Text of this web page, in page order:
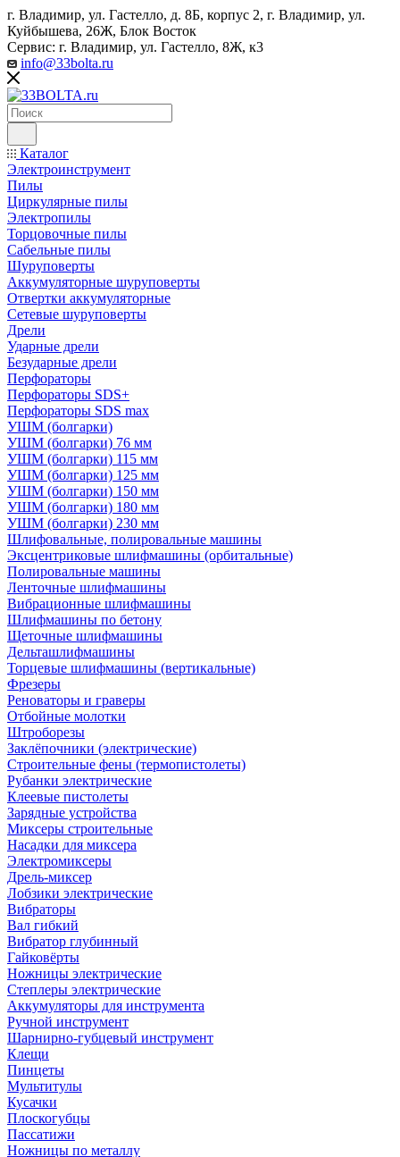
г. Владимир, ул. Гастелло, д. 8Б, корпус 2, г. Владимир, ул. ​
Куйбышева, 26Ж, Блок Восток
Сервис: г. Владимир, ул. Гастелло, 8Ж, к3
info@33bolta.ru
Каталог
Электроинструмент
Пилы
Циркулярные пилы
Электропилы
Торцовочные пилы
Сабельные пилы
Шуруповерты
Аккумуляторные шуруповерты
Отвертки аккумуляторные
Сетевые шуруповерты
Дрели
Ударные дрели
Безударные дрели
Перфораторы
Перфораторы SDS+
Перфораторы SDS max
УШМ (болгарки)
УШМ (болгарки) 76 мм
УШМ (болгарки) 115 мм
УШМ (болгарки) 125 мм
УШМ (болгарки) 150 мм
УШМ (болгарки) 180 мм
УШМ (болгарки) 230 мм
Шлифовальные, полировальные машины
Эксцентриковые шлифмашины (орбитальные)
Полировальные машины
Ленточные шлифмашины
Вибрационные шлифмашины
Шлифмашины по бетону
Щеточные шлифмашины
Дельташлифмашины
Торцевые шлифмашины (вертикальные)
Фрезеры
Реноваторы и граверы
Отбойные молотки
Штроборезы
Заклёпочники (электрические)
Строительные фены (термопистолеты)
Рубанки электрические
Клеевые пистолеты
Зарядные устройства
Миксеры строительные
Насадки для миксера
Электромиксеры
Дрель-миксер
Лобзики электрические
Вибраторы
Вал гибкий
Вибратор глубинный
Гайковёрты
Ножницы электрические
Степлеры электрические
Аккумуляторы для инструмента
Ручной инструмент
Шарнирно-губцевый инструмент
Клещи
Пинцеты
Мультитулы
Кусачки
Плоскогубцы
Пассатижи
Ножницы по металлу